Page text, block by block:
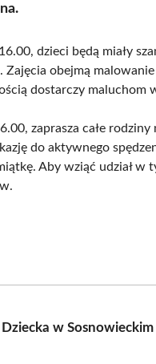
dzieci będą miały
Zajęcia obejmą
dostarczy
zaprasza całe
do aktywnego
Aby wziąć udział
w